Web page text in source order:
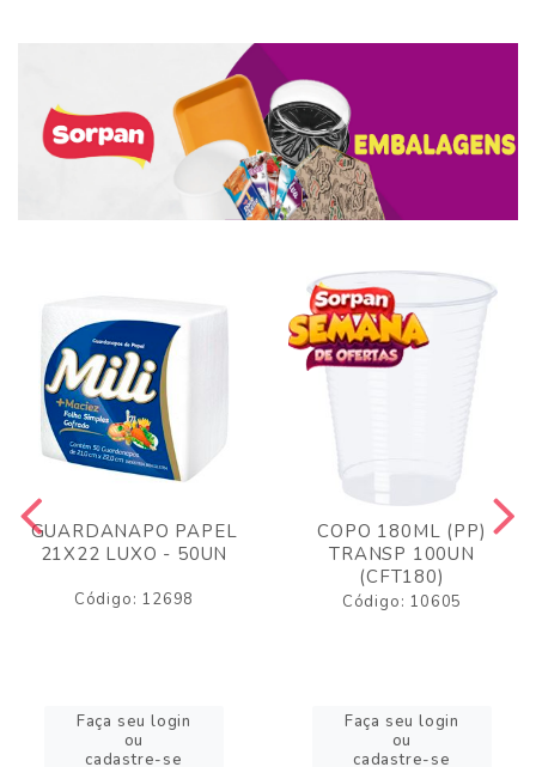
GUARDANAPO PAPEL
21X22 LUXO - 50UN
Código: 12698
Faça seu login
ou
cadastre-se
COPO 180ML (PP)
TRANSP 100UN
(CFT180)
Código: 10605
Faça seu login
ou
cadastre-se